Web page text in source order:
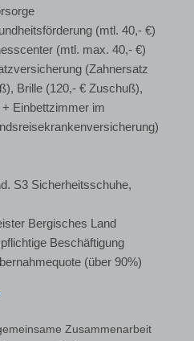
(mtl. 40,- €)
(mtl. max. 40,- €)
(Zahnersatz
Brille (120,- € Zuschuß),
Einbettzimmer im
S3 Sicherheitsschuhe,
Bergisches Land
Beschäftigung
(über 90%)
Zusammenarbeit